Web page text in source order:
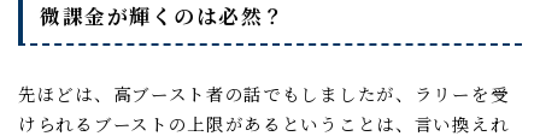
微課金が輝くのは必然？
先ほどは、高ブースト者の話でもしましたが、ラリーを受
けられるブーストの上限があるということは、言い換えれ